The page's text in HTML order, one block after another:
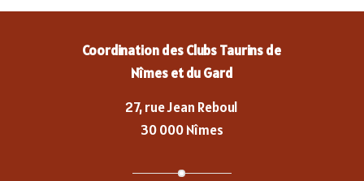
Coordination des Clubs Taurins de
Nîmes et du Gard
27, rue Jean Reboul
30 000 Nîmes